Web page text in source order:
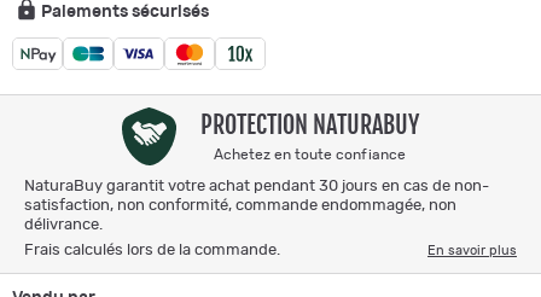
Paiements sécurisés
PROTECTION NATURABUY
Achetez en toute confiance
NaturaBuy garantit votre achat pendant 30 jours en cas de non-
satisfaction, non conformité, commande endommagée, non
délivrance.
Frais calculés lors de la commande.
En savoir plus